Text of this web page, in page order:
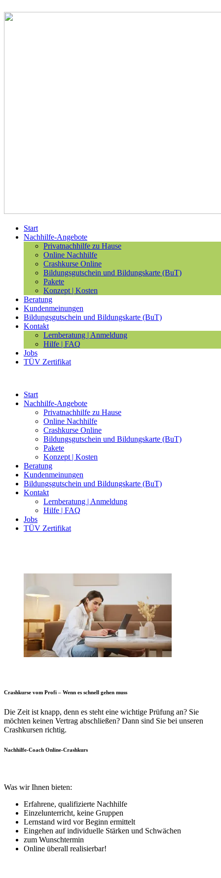
Start
Nachhilfe-Angebote
Privatnachhilfe zu Hause
Online Nachhilfe
Crashkurse Online
Bildungsgutschein und Bildungskarte (BuT)
Pakete
Konzept | Kosten
Beratung
Kundenmeinungen
Bildungsgutschein und Bildungskarte (BuT)
Kontakt
Lernberatung | Anmeldung
Hilfe | FAQ
Jobs
TÜV Zertifikat
Start
Nachhilfe-Angebote
Privatnachhilfe zu Hause
Online Nachhilfe
Crashkurse Online
Bildungsgutschein und Bildungskarte (BuT)
Pakete
Konzept | Kosten
Beratung
Kundenmeinungen
Bildungsgutschein und Bildungskarte (BuT)
Kontakt
Lernberatung | Anmeldung
Hilfe | FAQ
Jobs
TÜV Zertifikat
Crashkurse vom Profi – Wenn es schnell gehen muss
Die Zeit ist knapp, denn es steht eine wichtige Prüfung an? Sie
möchten keinen Vertrag abschließen? Dann sind Sie bei unseren
Crashkursen richtig.
Nachhilfe-Coach Online-Crashkurs
Was wir Ihnen bieten:
Erfahrene, qualifizierte Nachhilfe
Einzelunterricht, keine Gruppen
Lernstand wird vor Beginn ermittelt
Eingehen auf individuelle Stärken und Schwächen
zum Wunschtermin
Online überall realisierbar!